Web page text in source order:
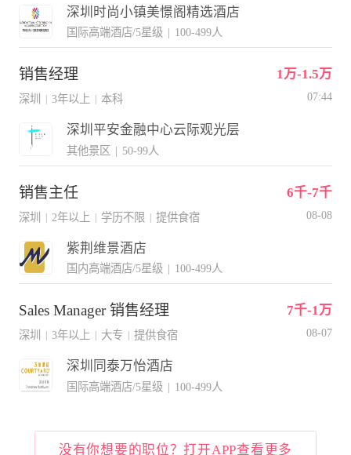
深圳时尚小镇美憬阁精选酒店
国际高端酒店/5星级 | 100-499人
销售经理 1万-1.5万
深圳 3年以上 本科 07:44
深圳平安金融中心云际观光层
其他景区 | 50-99人
销售主任 6千-7千
深圳 | 2年以上 | 学历不限 | 提供食宿 08-08
紫荆维景酒店
国内高端酒店/5星级 | 100-499人
Sales Manager 销售经理 7千-1万
深圳 3年以上 大专 提供食宿 08-07
深圳同泰万怡酒店
国际高端酒店/5星级 | 100-499人
没有你想要的职位？打开APP查看更多